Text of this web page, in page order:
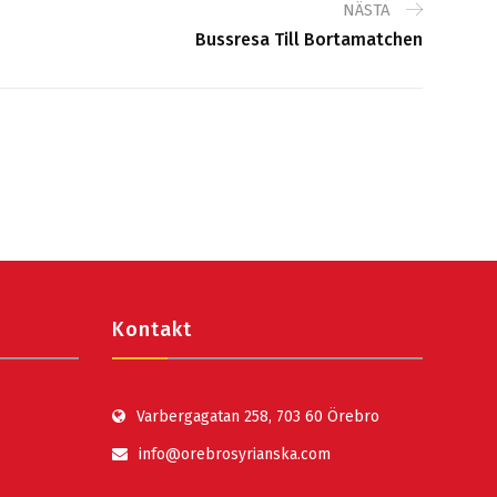
NÄSTA
Bussresa Till Bortamatchen
Kontakt
Varbergagatan 258, 703 60 Örebro
info@orebrosyrianska.com